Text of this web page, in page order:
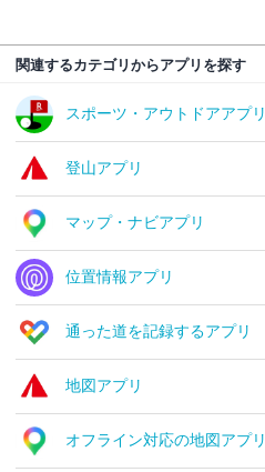
関連するカテゴリからアプリを探す
スポーツ・アウトドアアプリ
登山アプリ
マップ・ナビアプリ
位置情報アプリ
通った道を記録するアプリ
地図アプリ
オフライン対応の地図アプリ